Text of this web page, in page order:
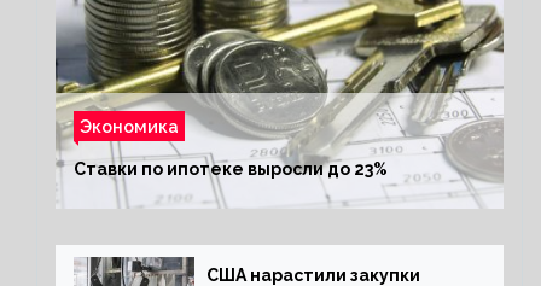
Экономика
Ставки по ипотеке выросли до 23%
США нарастили закупки